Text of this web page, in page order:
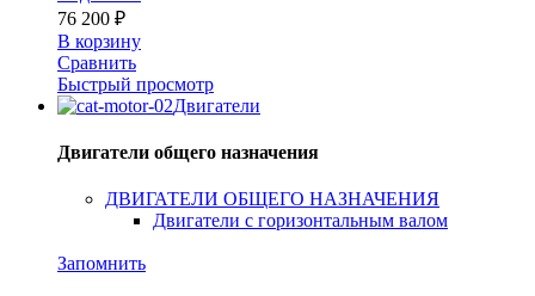
76 200 ₽
В корзину
Сравнить
Быстрый просмотр
Двигатели
Двигатели общего назначения
ДВИГАТЕЛИ ОБЩЕГО НАЗНАЧЕНИЯ
Двигатели с горизонтальным валом
Запомнить